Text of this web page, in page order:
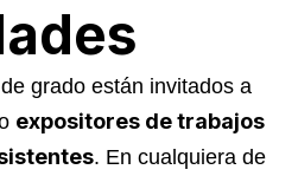
grado están invitados a
expositores de trabajos
. En cualquiera de